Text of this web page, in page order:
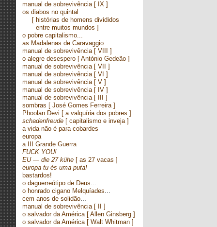
manual de sobrevivência[ IX ]
os diabos no quintal
[ histórias de homens divididos
entre muitos mundos ]
o pobre capitalismo...
as Madalenas de Caravaggio
manual de sobrevivência[ VIII ]
o alegre desespero [ António Gedeão ]
manual de sobrevivência[ VII ]
manual de sobrevivência[ VI ]
manual de sobrevivência[ V ]
manual de sobrevivência[ IV ]
manual de sobrevivência[ III ]
sombras [ José Gomes Ferreira ]
Phoolan Devi [ a valquíria dos pobres ]
schadenfreude [ capitalismo e inveja ]
a vida não é para cobardes
europa
a III Grande Guerra
FUCK YOU!
EU — die 27 kühe [ as 27 vacas ]
europa tu és uma puta!
bastardos!
o daguerreótipo de Deus...
o honrado cigano Melquíades...
cem anos de solidão...
manual de sobrevivência[ II ]
o salvador da América[ Allen Ginsberg ]
o salvador da América[ Walt Whitman ]